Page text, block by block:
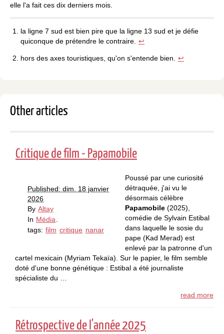
elle l'a fait ces dix derniers mois.
la ligne 7 sud est bien pire que la ligne 13 sud et je défie
quiconque de prétendre le contraire. ↩
hors des axes touristiques, qu'on s'entende bien. ↩
Other articles
Critique de film - Papamobile
Published: dim. 18 janvier
2026
By Altay
In Média
tags: film critique nanar
Poussé par une curiosité
détraquée, j'ai vu le
désormais célèbre
Papamobile (2025),
comédie de Sylvain Estibal
dans laquelle le sosie du
pape (Kad Merad) est
enlevé par la patronne d'un
cartel mexicain (Myriam Tekaïa). Sur le papier, le film semble
doté d'une bonne génétique : Estibal a été journaliste
spécialiste du …
read more
Rétrospective de l'année 2025